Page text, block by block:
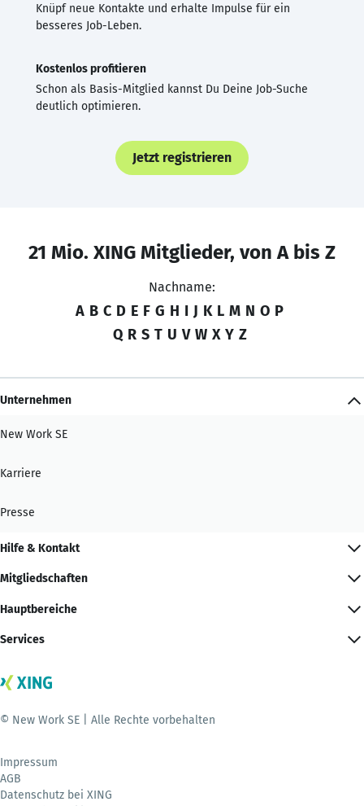
Knüpf neue Kontakte und erhalte Impulse für ein
besseres Job-Leben.
Kostenlos profitieren
Schon als Basis-Mitglied kannst Du Deine Job-Suche
deutlich optimieren.
Jetzt registrieren
21 Mio. XING Mitglieder, von A bis Z
Nachname:
A B C D E F G H I J K L M N O P
Q R S T U V W X Y Z
Unternehmen
New Work SE
Karriere
Presse
Hilfe & Kontakt
Mitgliedschaften
Hauptbereiche
Services
© New Work SE | Alle Rechte vorbehalten
Impressum
AGB
Datenschutz bei XING